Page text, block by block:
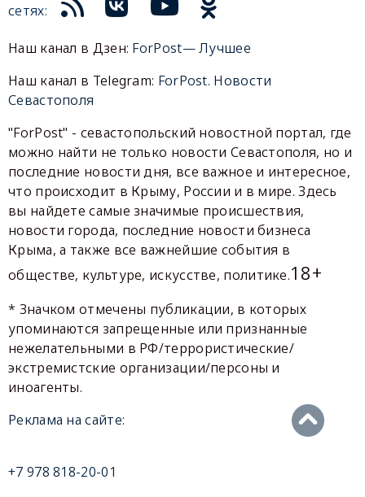
сетях:
Наш канал в Дзен: ForPost— Лучшее
Наш канал в Telegram: ForPost. Новости
Севастополя
"ForPost" - севастопольский новостной портал, где
можно найти не только новости Севастополя, но и
последние новости дня, все важное и интересное,
что происходит в Крыму, России и в мире. Здесь
вы найдете самые значимые происшествия,
новости города, последние новости бизнеса
Крыма, а также все важнейшие события в
обществе, культуре, искусстве, политике.18+
* Значком отмечены публикации, в которых
упоминаются запрещенные или признанные
нежелательными в РФ/террористические/
экстремистские организации/персоны и
иноагенты.
Реклама на сайте:
+7 978 818-20-01